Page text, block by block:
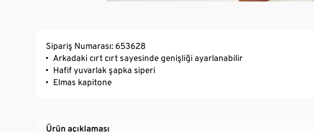
Sipariş Numarası: 653628
Arkadaki cırt cırt sayesinde genişliği ayarlanabilir
Hafif yuvarlak şapka siperi
Elmas kapitone
Ürün açıklaması